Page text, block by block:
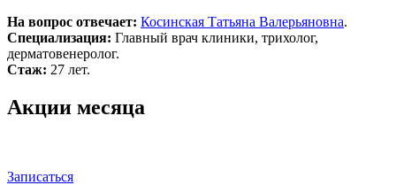
На вопрос отвечает: Косинская Татьяна Валерьяновна.
Специализация: Главный врач клиники, трихолог,
дерматовенеролог.
Стаж: 27 лет.
Акции месяца
Записаться